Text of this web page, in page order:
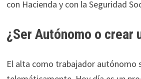
con Hacienda y con la Seguridad
¿Ser Autónomo o crear
El alta como trabajador autónomo